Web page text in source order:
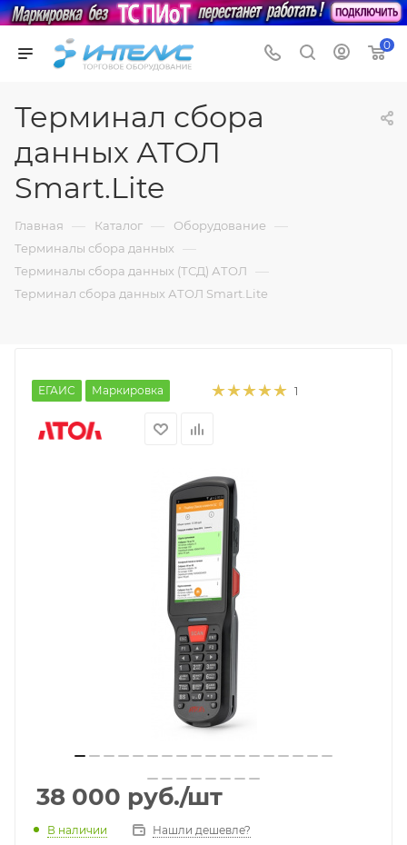
0
Терминал сбора
данных АТОЛ
Smart.Lite
Главная — Каталог — Оборудование —
Терминалы сбора данных —
Терминалы сбора данных (ТСД) АТОЛ —
Терминал сбора данных АТОЛ Smart.Lite
ЕГАИС Маркировка 1
38 000 руб./шт
В наличии Нашли дешевле?